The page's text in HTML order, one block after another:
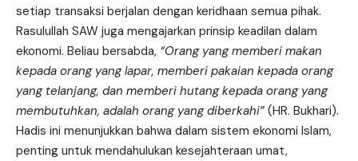
setiap transaksi berjalan dengan keridhaan semua pihak.
Rasulullah SAW juga mengajarkan prinsip keadilan dalam
ekonomi. Beliau bersabda, “Orang yang memberi makan
kepada orang yang lapar, memberi pakaian kepada orang
yang telanjang, dan memberi hutang kepada orang yang
membutuhkan, adalah orang yang diberkahi” (HR. Bukhari).
Hadis ini menunjukkan bahwa dalam sistem ekonomi Islam,
penting untuk mendahulukan kesejahteraan umat,